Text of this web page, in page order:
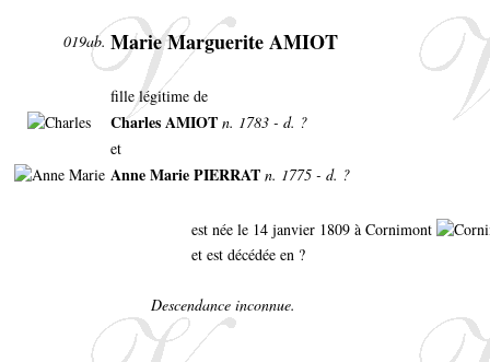
019ab. Marie Marguerite AMIOT
fille légitime de
Charles AMIOT n. 1783 - d. ?
et
Anne Marie PIERRAT n. 1775 - d. ?
est née le 14 janvier 1809 à Cornimont
et est décédée en ?
Descendance inconnue.